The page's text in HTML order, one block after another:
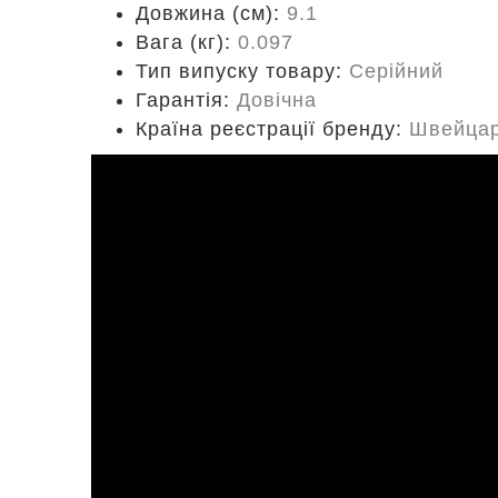
Довжина (cм): 9.1
Вага (кг): 0.097
Тип випуску товару: Серійний
Гарантія: Довічна
Країна реєстрації бренду: